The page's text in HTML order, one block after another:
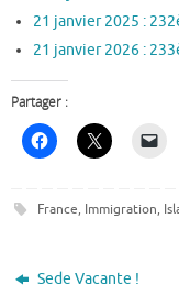
21 janvier 2025 :
21 janvier 2026 :
Partager :
France, Immigration,
Sede Vacante !